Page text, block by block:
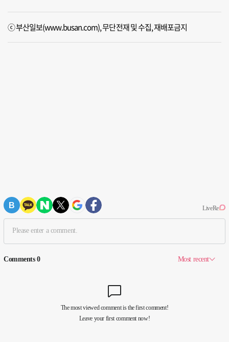
ⓒ 부산일보(www.busan.com), 무단전재 및 수집, 재배포금지